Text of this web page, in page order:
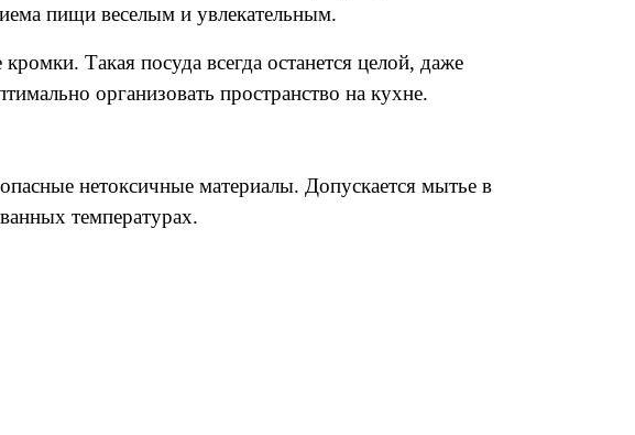
пищи веселым и увлекательным.
Такая посуда всегда останется целой, даже
организовать пространство на кухне.
нетоксичные материалы. Допускается мытье в
температурах.